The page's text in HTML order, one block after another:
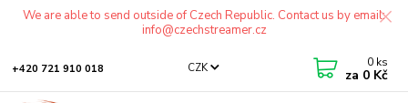
We are able to send outside of Czech Republic. Contact us by email:
info@czechstreamer.cz
CZK
+420 721 910 018 0 ks
za 0 Kč